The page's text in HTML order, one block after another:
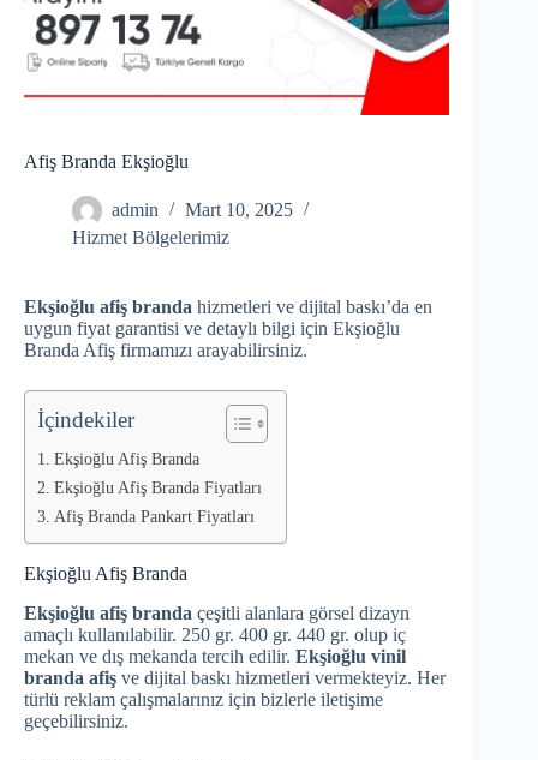
Afiş Branda Ekşioğlu
admin
Mart 10, 2025
Hizmet Bölgelerimiz
Ekşioğlu afiş branda hizmetleri ve dijital baskı’da en
uygun fiyat garantisi ve detaylı bilgi için Ekşioğlu
Branda Afiş firmamızı arayabilirsiniz.
İçindekiler
Ekşioğlu Afiş Branda
Ekşioğlu Afiş Branda Fiyatları
Afiş Branda Pankart Fiyatları
Ekşioğlu Afiş Branda
Ekşioğlu afiş branda çeşitli alanlara görsel dizayn
amaçlı kullanılabilir. 250 gr. 400 gr. 440 gr. olup iç
mekan ve dış mekanda tercih edilir. Ekşioğlu vinil
branda afiş ve dijital baskı hizmetleri vermekteyiz. Her
türlü reklam çalışmalarınız için bizlerle iletişime
geçebilirsiniz.